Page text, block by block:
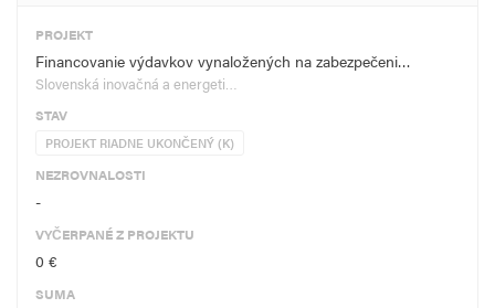
PROJEKT
Financovanie výdavkov vynaložených na zabezpečeni…
Slovenská inovačná a energeti…
STAV
PROJEKT RIADNE UKONČENÝ (K)
NEZROVNALOSTI
-
VYČERPANÉ Z PROJEKTU
0 €
SUMA